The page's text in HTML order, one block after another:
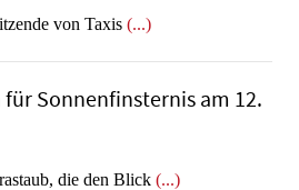
von Taxis (...)
Sonnenfinsternis am 12.
die den Blick (...)